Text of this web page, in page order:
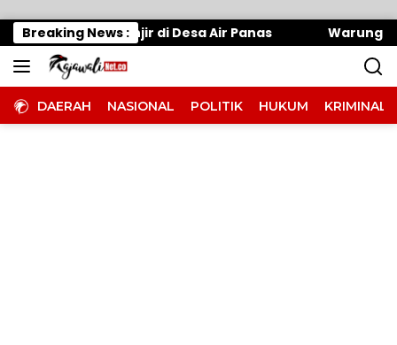
Breaking News :
Banjir di Desa Air Panas Warung Makan
DAERAH NASIONAL POLITIK HUKUM KRIMINAL